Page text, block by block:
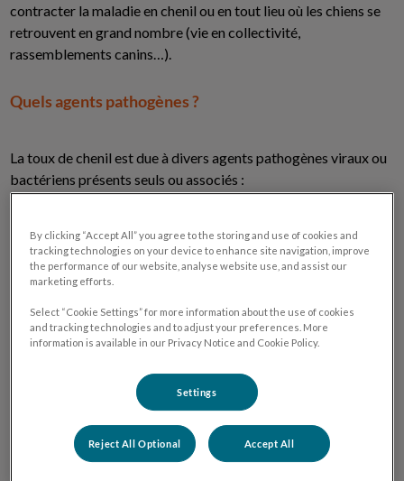
contracter la maladie en chenil ou en tout lieu où les chiens se
retrouvent en grand nombre (vie en collectivité,
rassemblements canins…).
Quels agents pathogènes ?
La toux de chenil est due à divers agents pathogènes viraux ou
bactériens présents seuls ou associés :
virus Parainfluenza,
Adénovirus canin,
Herpesvirus,
bactérie Bordetella bronchiseptica.
Ces virus et bactéries atteignent le système respiratoire du
By clicking “Accept All” you agree to the storing and use of cookies and
tracking technologies on your device to enhance site navigation, improve
the performance of our website, analyse website use, and assist our
marketing efforts.
Select “Cookie Settings” for more information about the use of cookies
and tracking technologies and to adjust your preferences. More
information is available in our Privacy Notice and Cookie Policy.
Settings
Reject All Optional Accept All